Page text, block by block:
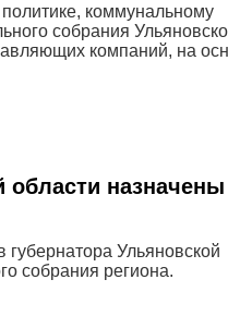
коммунальному
собрания
компаний, на
области
Ульяновской
собрания региона.